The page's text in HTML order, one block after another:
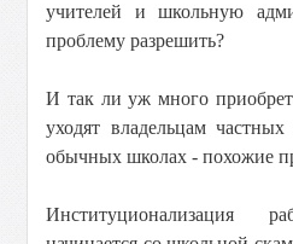
учителей и школьную
проблему разрешить?
И так ли уж много
уходят владельцам
обычных школах - похожие
Институционализация